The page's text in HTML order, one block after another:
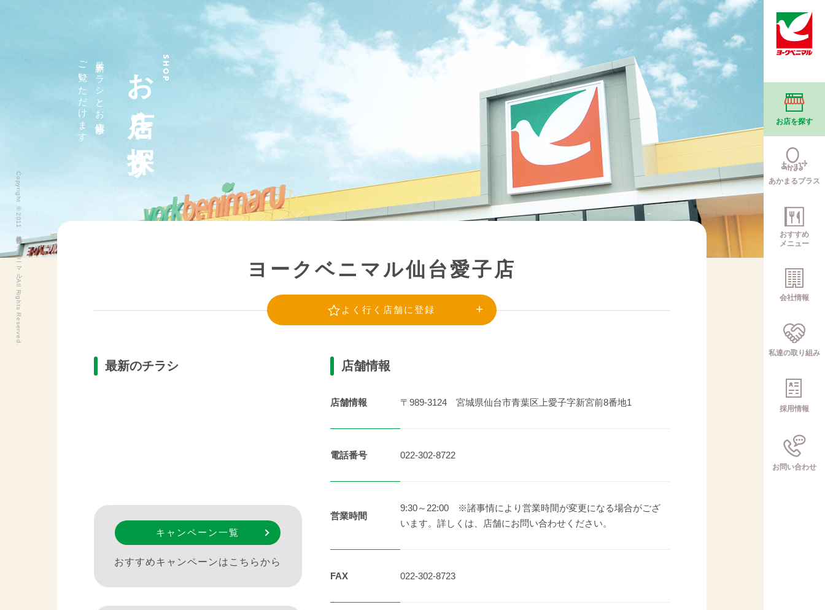
お店を探す
あかまるプラス
おすすめ
メニュー
会社情報
私達の取り組み
採用情報
お問い合わせ
SHOP
お店を探す
最新チラシとお店情報が
ご覧いただけます。
ヨークベニマル仙台愛子店
よく行く店舗に登録
最新のチラシ
キャンペーン一覧
おすすめキャンペーンはこちらから
店舗情報
店舗情報 〒989-3124 宮城県仙台市青葉区上愛子字新宮前8番地1
電話番号 022-302-8722
営業時間
9:30～22:00 ※諸事情により営業時間が変更になる場合がござ
います。詳しくは、店舗にお問い合わせください。
FAX 022-302-8723
Copyright ©2011 株式会社ヨークベニマル All Rights Reserved.